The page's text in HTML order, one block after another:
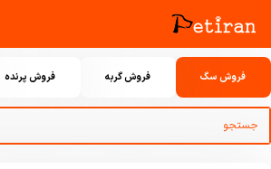
فروش سگ فروش گربه فروش پرنده